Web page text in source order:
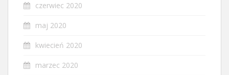
czerwiec 2020
maj 2020
kwiecień 2020
marzec 2020